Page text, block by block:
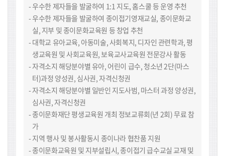
우수한 제자들을 발굴하여 1:1 지도, 홈스쿨 등 운영 추천
우수한 제자들을 발굴하여 종이접기영재교실, 종이문화교
실, 지부 및 종이문화교육원 등 창업 추천
대학교 유아교육, 아동미술, 사회복지, 디자인 관련학과, 평
생교육원 및 사회교육원, 보육교사교육원 전문강사 활동
자격소지 해당분야별 유아, 어린이 급수, 청소년 2단(마스
터)과정 양성권, 심사권, 자격신청권
자격소지 해당분야별 일반인 지도사범, 마스터 과정 양성권,
심사권, 자격신청권
종이문화재단 평생교육원 개최 정보교류회(년 2회) 무료 참
가
지역 행사 및 봉사활동시 종이나라 협찬품 지원
종이문화교육원 및 지부설립시, 종이접기 급수교실 교재 및